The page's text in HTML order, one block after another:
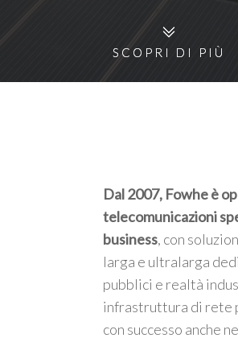
SCOPRI DI PIÙ
SCOPRI DI PIÙ
Dal 2007, Fowhe è
telecomunicazioni
business, con
larga e ultralarga
pubblici e realtà
infrastruttura di rete
con successo anche